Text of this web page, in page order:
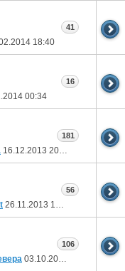
18:40
41
00:34
16
16.12.2013 20:01
181
26.11.2013 12:32
56
03.10.2013
106